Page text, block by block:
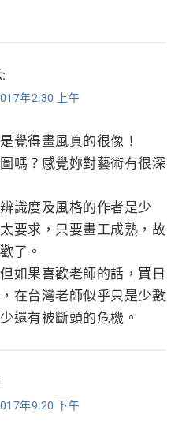
年2:30 上午
覺得畫風真的很像！
嗎？感覺妳對藝術有很深
識度及風格的作者是少
要求，只要畫工成熟，故
了。
如果喜歡老師的話，買日
在台灣老師似乎只是少數
還有被斷頭的危機。
年9:20 下午